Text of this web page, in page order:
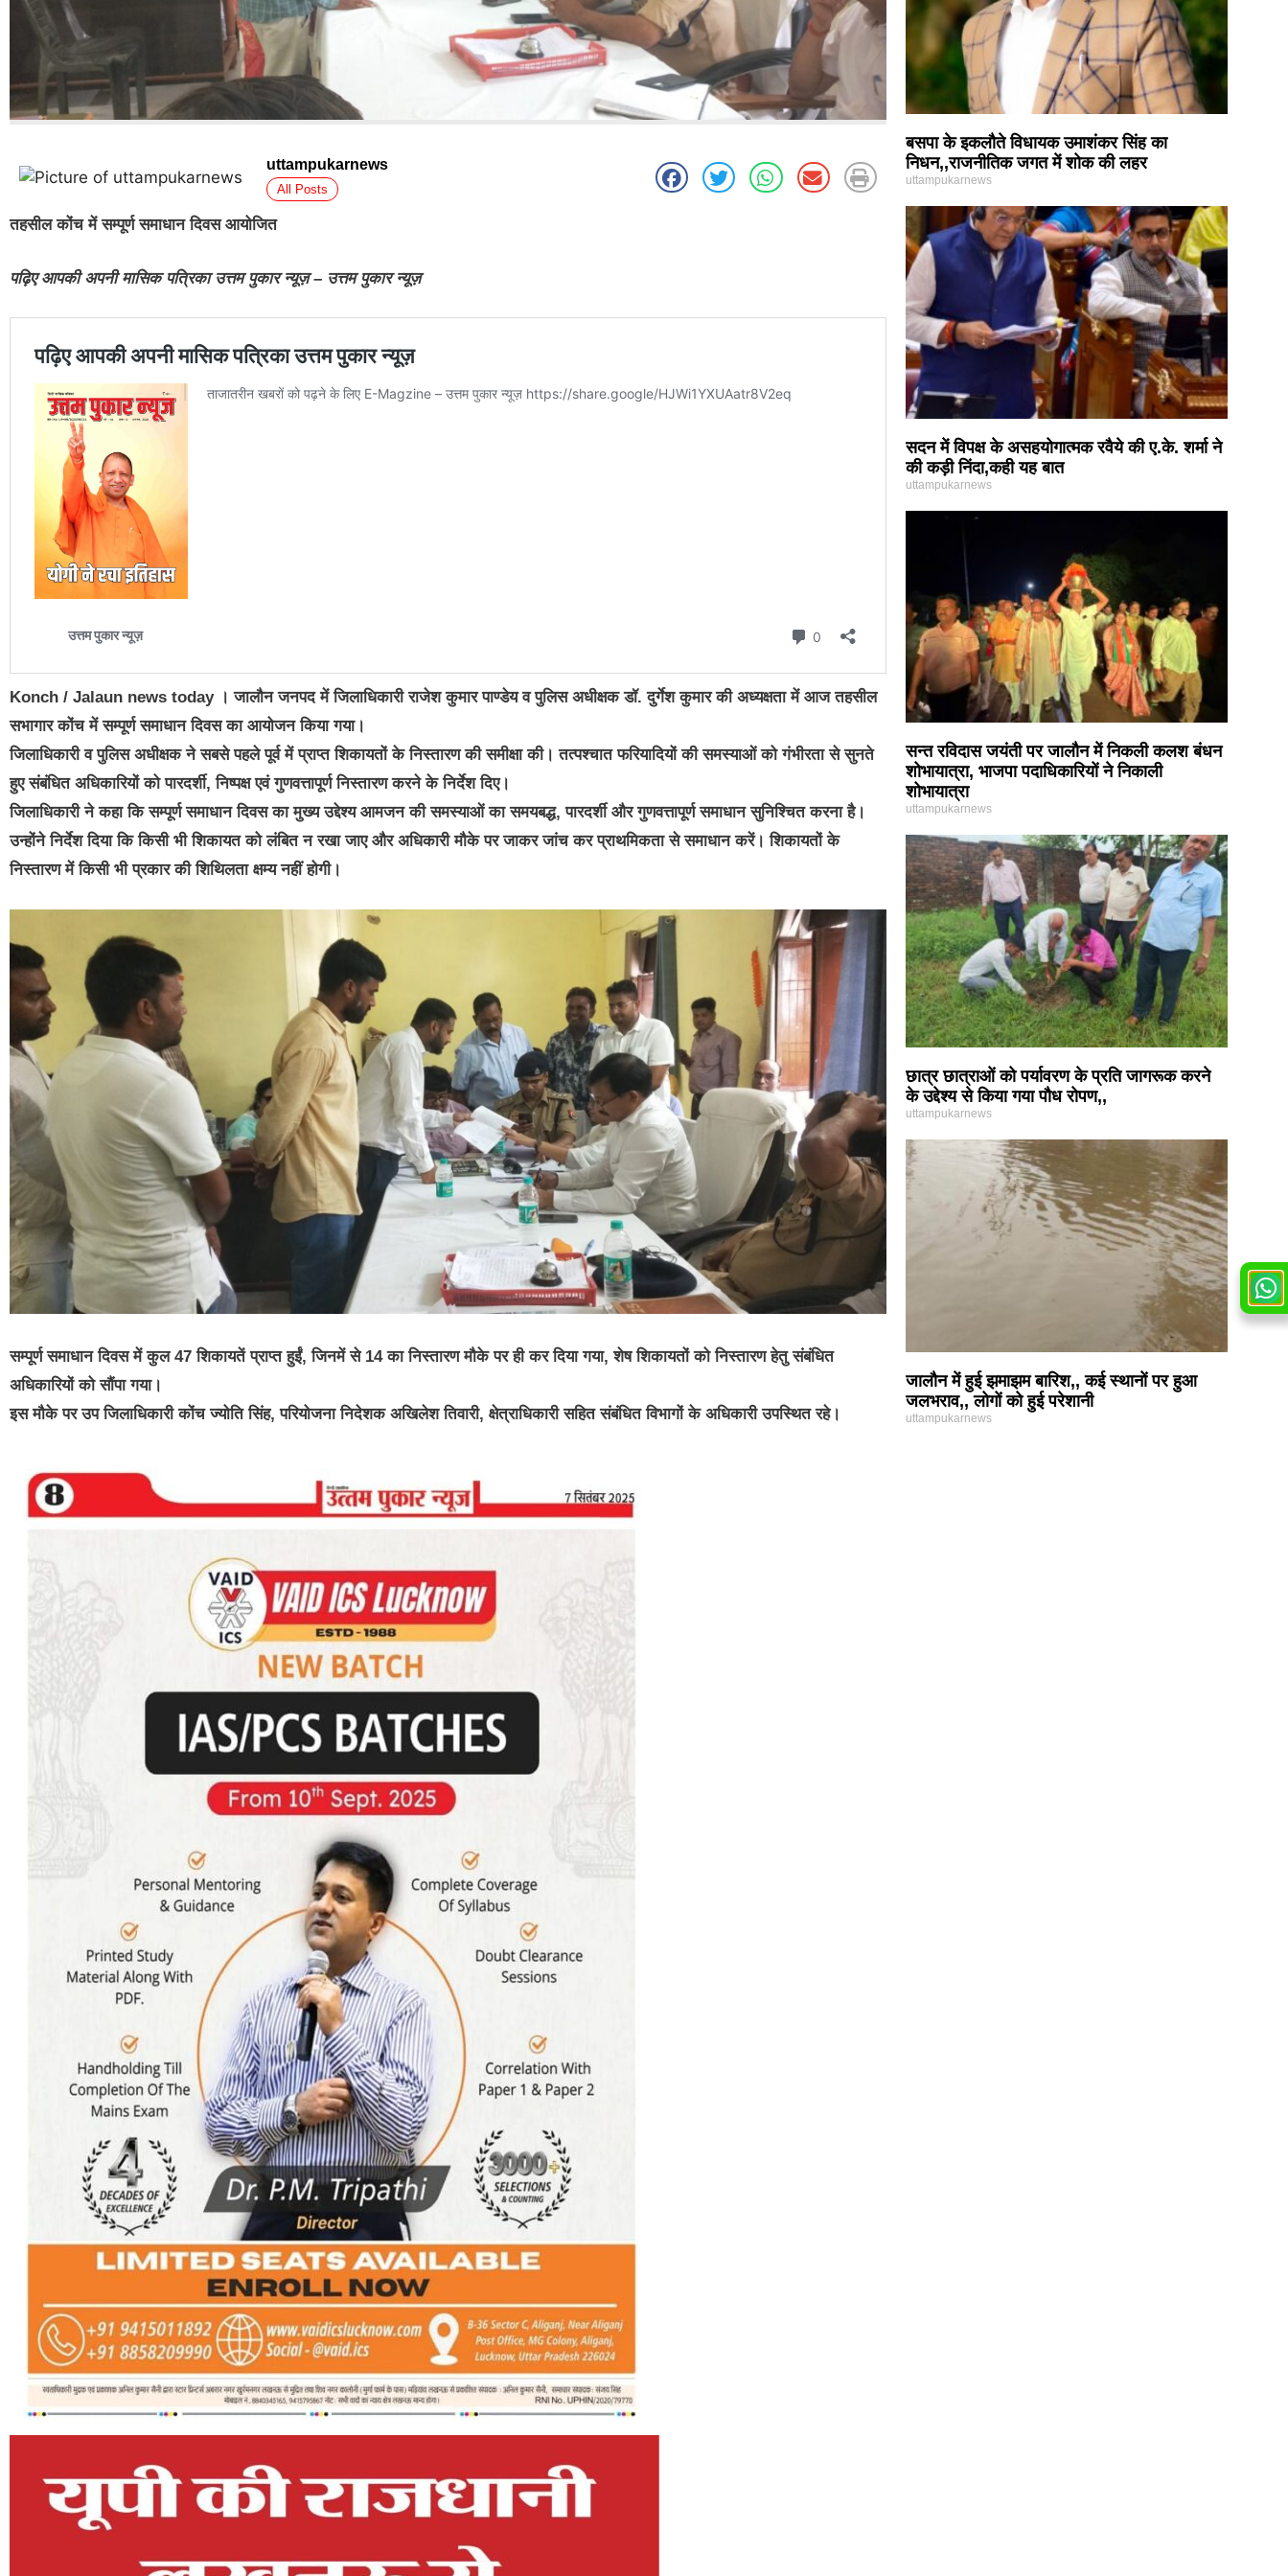
uttampukarnews
All Posts
तहसील कोंच में सम्पूर्ण समाधान दिवस आयोजित
पढ़िए आपकी अपनी मासिक पत्रिका उत्तम पुकार न्यूज़ – उत्तम पुकार न्यूज़
Konch / Jalaun news today । जालौन जनपद में जिलाधिकारी राजेश कुमार पाण्डेय व पुलिस अधीक्षक डॉ. दुर्गेश कुमार की अध्यक्षता में आज तहसील
सभागार कोंच में सम्पूर्ण समाधान दिवस का आयोजन किया गया।
जिलाधिकारी व पुलिस अधीक्षक ने सबसे पहले पूर्व में प्राप्त शिकायतों के निस्तारण की समीक्षा की। तत्पश्चात फरियादियों की समस्याओं को गंभीरता से सुनते
हुए संबंधित अधिकारियों को पारदर्शी, निष्पक्ष एवं गुणवत्तापूर्ण निस्तारण करने के निर्देश दिए।
जिलाधिकारी ने कहा कि सम्पूर्ण समाधान दिवस का मुख्य उद्देश्य आमजन की समस्याओं का समयबद्ध, पारदर्शी और गुणवत्तापूर्ण समाधान सुनिश्चित करना है।
उन्होंने निर्देश दिया कि किसी भी शिकायत को लंबित न रखा जाए और अधिकारी मौके पर जाकर जांच कर प्राथमिकता से समाधान करें। शिकायतों के
निस्तारण में किसी भी प्रकार की शिथिलता क्षम्य नहीं होगी।
सम्पूर्ण समाधान दिवस में कुल 47 शिकायतें प्राप्त हुईं, जिनमें से 14 का निस्तारण मौके पर ही कर दिया गया, शेष शिकायतों को निस्तारण हेतु संबंधित
अधिकारियों को सौंपा गया।
इस मौके पर उप जिलाधिकारी कोंच ज्योति सिंह, परियोजना निदेशक अखिलेश तिवारी, क्षेत्राधिकारी सहित संबंधित विभागों के अधिकारी उपस्थित रहे।
बसपा के इकलौते विधायक उमाशंकर सिंह का
निधन,,राजनीतिक जगत में शोक की लहर
uttampukarnews
सदन में विपक्ष के असहयोगात्मक रवैये की ए.के. शर्मा ने
की कड़ी निंदा,कही यह बात
uttampukarnews
सन्त रविदास जयंती पर जालौन में निकली कलश बंधन
शोभायात्रा, भाजपा पदाधिकारियों ने निकाली
शोभायात्रा
uttampukarnews
छात्र छात्राओं को पर्यावरण के प्रति जागरूक करने
के उद्देश्य से किया गया पौध रोपण,,
uttampukarnews
जालौन में हुई झमाझम बारिश,, कई स्थानों पर हुआ
जलभराव,, लोगों को हुई परेशानी
uttampukarnews